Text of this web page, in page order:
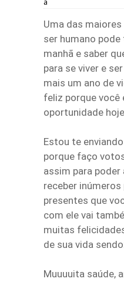
Uma das
ser humano
manhã e saber
para se viver e
mais um ano de
feliz porque
oportunidade
Estou te
porque faço
assim para
receber
presentes que
com ele vai
muitas
de sua vida
Muuuuita saúde,